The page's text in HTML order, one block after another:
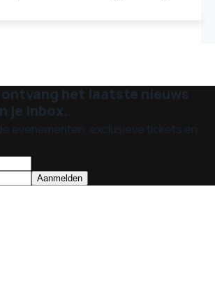
ontvang het laatste nieuws
je inbox.
evenementen, exclusieve tickets en